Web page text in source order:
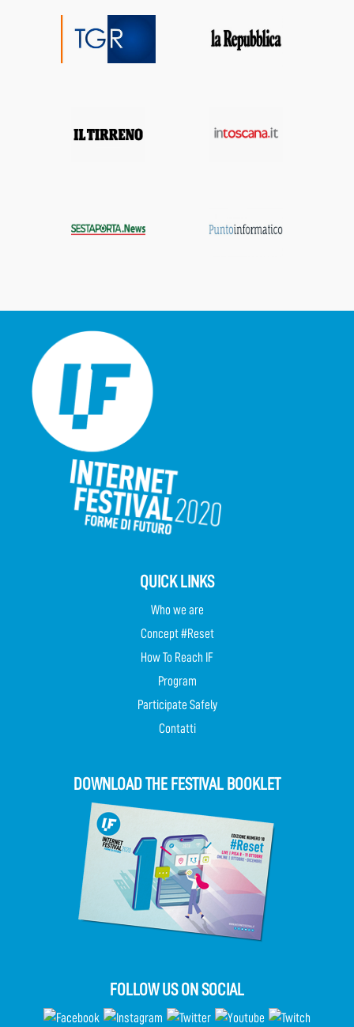
QUICK LINKS
Who we are
Concept #Reset
How To Reach IF
Program
Participate Safely
Contatti
DOWNLOAD THE FESTIVAL BOOKLET
FOLLOW US ON SOCIAL